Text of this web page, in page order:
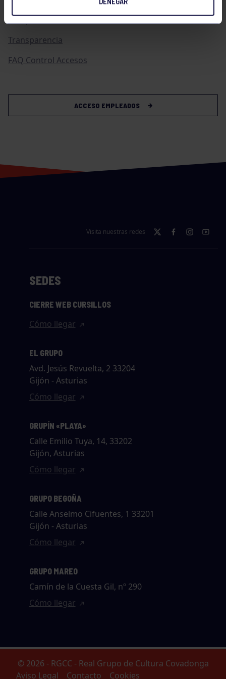
Compras
Transparencia
FAQ Control Accesos
ACCESO EMPLEADOS
Visita nuestras redes
SEDES
CIERRE WEB CURSILLOS
Cómo llegar
EL GRUPO
Avd. Jesús Revuelta, 2 33204
Gijón - Asturias
Cómo llegar
GRUPÍN «PLAYA»
Calle Emilio Tuya, 14, 33202
Gijón, Asturias
Cómo llegar
GRUPO BEGOÑA
Calle Anselmo Cifuentes, 1 33201
Gijón - Asturias
Cómo llegar
GRUPO MAREO
Camín de la Cuesta Gil, nº 290
Cómo llegar
© 2026 - RGCC - Real Grupo de Cultura Covadonga
Aviso Legal
Contacto Cookies